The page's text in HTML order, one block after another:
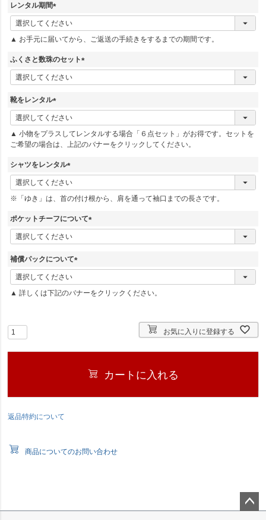
レンタル期間
(
必
須
▲ お手元に届いてから、ご返送の手続きをするまでの期間です。
ふくさと数珠のセット
(
必
靴をレンタル
(
必
須
)
▲ 小物をプラスしてレンタルする場合「６点セット」がお得です。セットを
ご希望の場合は、上記のバナーをクリックしてください。
シャツをレンタル
(
必
須
※「ゆき」は、首の付け根から、肩を通って袖口までの長さです。
ポケットチーフについて
(
必
補償パックについて
(
必
須
▲ 詳しくは下記のバナーをクリックください。
お気に入りに登録する
カートに入れる
返品特約について
商品についてのお問い合わせ